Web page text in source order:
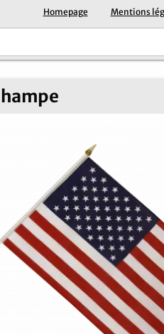
Homepage Mentions